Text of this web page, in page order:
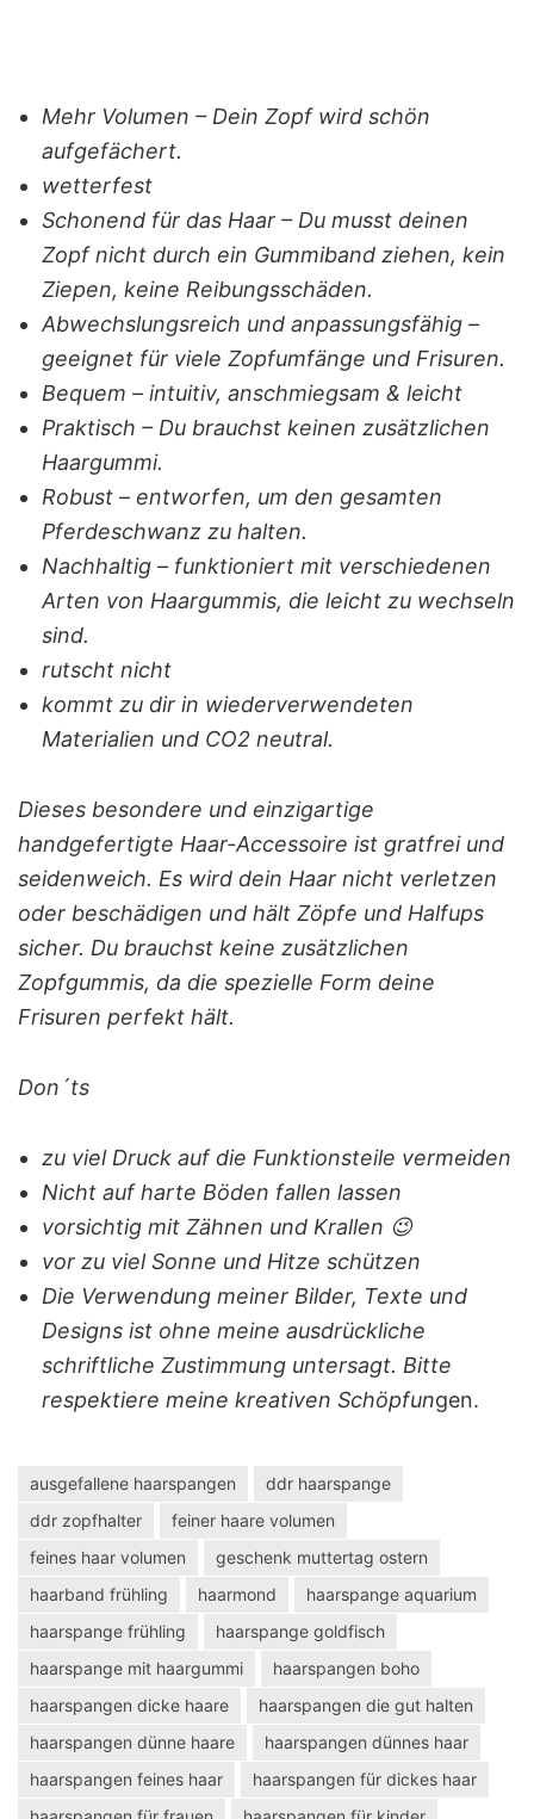
Mehr Volumen – Dein Zopf wird schön
aufgefächert.
wetterfest
Schonend für das Haar – Du musst deinen
Zopf nicht durch ein Gummiband ziehen, kein
Ziepen, keine Reibungsschäden.
Abwechslungsreich und anpassungsfähig –
geeignet für viele Zopfumfänge und Frisuren.
Bequem – intuitiv, anschmiegsam & leicht
Praktisch – Du brauchst keinen zusätzlichen
Haargummi.
Robust – entworfen, um den gesamten
Pferdeschwanz zu halten.
Nachhaltig – funktioniert mit verschiedenen
Arten von Haargummis, die leicht zu wechseln
sind.
rutscht nicht
kommt zu dir in wiederverwendeten
Materialien und CO2 neutral.
Dieses besondere und einzigartige
handgefertigte Haar-Accessoire ist gratfrei und
seidenweich. Es wird dein Haar nicht verletzen
oder beschädigen und hält Zöpfe und Halfups
sicher. Du brauchst keine zusätzlichen
Zopfgummis, da die spezielle Form deine
Frisuren perfekt hält.
Don´ts
zu viel Druck auf die Funktionsteile vermeiden
Nicht auf harte Böden fallen lassen
vorsichtig mit Zähnen und Krallen 😉
vor zu viel Sonne und Hitze schützen
Die Verwendung meiner Bilder, Texte und
Designs ist ohne meine ausdrückliche
schriftliche Zustimmung untersagt. Bitte
respektiere meine kreativen Schöpfungen.
ausgefallene haarspangen
ddr haarspange
ddr zopfhalter
feiner haare volumen
feines haar volumen
geschenk muttertag ostern
haarband frühling
haarmond
haarspange aquarium
haarspange frühling
haarspange goldfisch
haarspange mit haargummi
haarspangen boho
haarspangen dicke haare
haarspangen die gut halten
haarspangen dünne haare
haarspangen dünnes haar
haarspangen feines haar
haarspangen für dickes haar